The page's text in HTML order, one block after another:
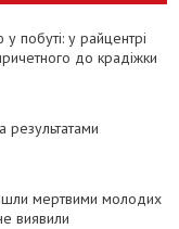
побуті: у райцентрі
до крадіжки
результатами
мертвими молодих
виявили